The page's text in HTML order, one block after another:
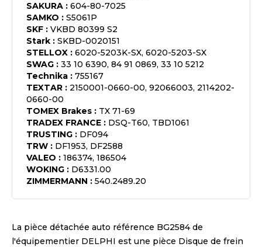
SAKURA : 604-80-7025
SAMKO : S5061P
SKF : VKBD 80399 S2
Stark : SKBD-0020151
STELLOX : 6020-5203K-SX, 6020-5203-SX
SWAG : 33 10 6390, 84 91 0869, 33 10 5212
Technika : 755167
TEXTAR : 2150001-0660-00, 92066003, 2114202-
0660-00
TOMEX Brakes : TX 71-69
TRADEX FRANCE : DSQ-T60, TBD1061
TRUSTING : DF094
TRW : DF1953, DF2588
VALEO : 186374, 186504
WOKING : D6331.00
ZIMMERMANN : 540.2489.20
La pièce détachée auto référence BG2584 de
l'équipementier DELPHI est une pièce Disque de frein